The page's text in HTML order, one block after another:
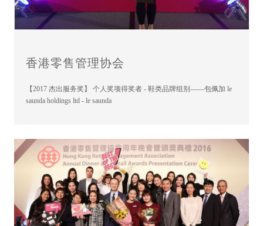
香港零售管理协会
【2017 杰出服务奖】 个人奖项得奖者 - 鞋类品牌组别——包佩加 le
saunda holdings ltd - le saunda